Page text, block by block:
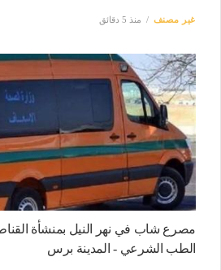
غير مصنف منذ 5 دقائق
مصرع شاب في نهر النيل بمنشأة
الطب الشرعي - المدينة برس